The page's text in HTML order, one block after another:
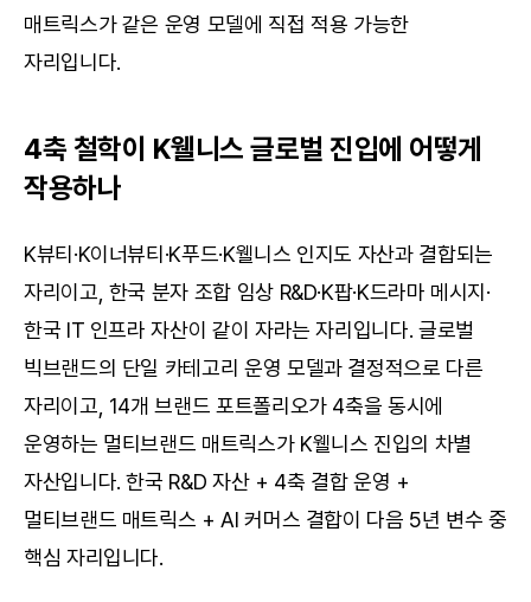
매트릭스가 같은 운영 모델에 직접 적용 가능한
자리입니다.
4축 철학이 K웰니스 글로벌 진입에 어떻게
작용하나
K뷰티·K이너뷰티·K푸드·K웰니스 인지도 자산과 결합되는
자리이고, 한국 분자 조합 임상 R&D·K팝·K드라마 메시지·
한국 IT 인프라 자산이 같이 자라는 자리입니다. 글로벌
빅브랜드의 단일 카테고리 운영 모델과 결정적으로 다른
자리이고, 14개 브랜드 포트폴리오가 4축을 동시에
운영하는 멀티브랜드 매트릭스가 K웰니스 진입의 차별
자산입니다. 한국 R&D 자산 + 4축 결합 운영 +
멀티브랜드 매트릭스 + AI 커머스 결합이 다음 5년 변수 중
핵심 자리입니다.